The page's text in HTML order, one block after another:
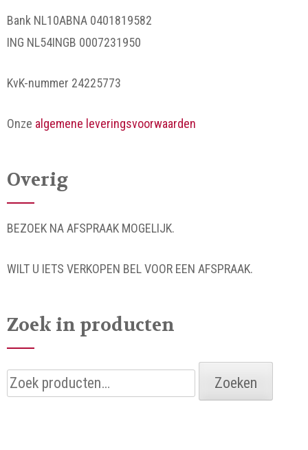
Bank NL10ABNA 0401819582
ING NL54INGB 0007231950
KvK-nummer 24225773
Onze algemene leveringsvoorwaarden
Overig
BEZOEK NA AFSPRAAK MOGELIJK.
WILT U IETS VERKOPEN BEL VOOR EEN AFSPRAAK.
Zoek in producten
Zoeken
naar:
Zoeken